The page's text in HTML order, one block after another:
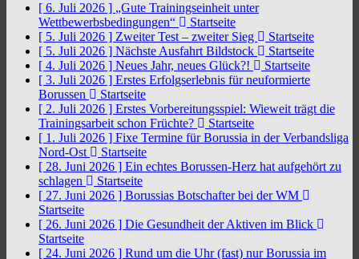
[ 6. Juli 2026 ] „Gute Trainingseinheit unter
Wettbewerbsbedingungen“
Startseite
[ 5. Juli 2026 ] Zweiter Test – zweiter Sieg
Startseite
[ 5. Juli 2026 ] Nächste Ausfahrt Bildstock
Startseite
[ 4. Juli 2026 ] Neues Jahr, neues Glück?!
Startseite
[ 3. Juli 2026 ] Erstes Erfolgserlebnis für neuformierte
Borussen
Startseite
[ 2. Juli 2026 ] Erstes Vorbereitungsspiel: Wieweit trägt die
Trainingsarbeit schon Früchte?
Startseite
[ 1. Juli 2026 ] Fixe Termine für Borussia in der Verbandsliga
Nord-Ost
Startseite
[ 28. Juni 2026 ] Ein echtes Borussen-Herz hat aufgehört zu
schlagen
Startseite
[ 27. Juni 2026 ] Borussias Botschafter bei der WM
Startseite
[ 26. Juni 2026 ] Die Gesundheit der Aktiven im Blick
Startseite
[ 24. Juni 2026 ] Rund um die Uhr (fast) nur Borussia im